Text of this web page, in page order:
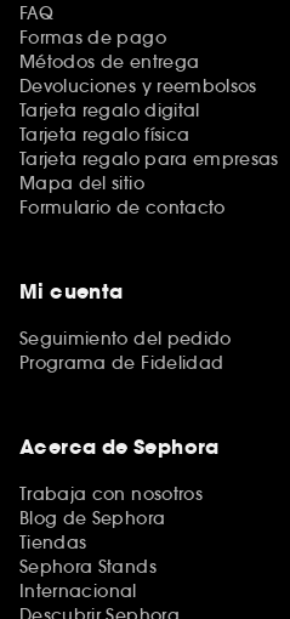
FAQ
Formas de pago
Métodos de entrega
Devoluciones y reembolsos
Tarjeta regalo digital
Tarjeta regalo física
Tarjeta regalo para empresas
Mapa del sitio
Formulario de contacto
Mi cuenta
Seguimiento del pedido
Programa de Fidelidad
Acerca de Sephora
Trabaja con nosotros
Blog de Sephora
Tiendas
Sephora Stands
Internacional